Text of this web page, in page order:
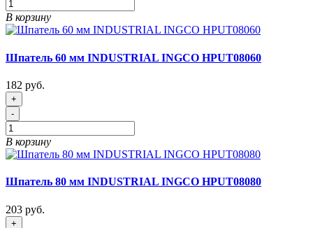
В корзину
Шпатель 60 мм INDUSTRIAL INGCO HPUT08060
182 руб.
+
-
В корзину
Шпатель 80 мм INDUSTRIAL INGCO HPUT08080
203 руб.
+